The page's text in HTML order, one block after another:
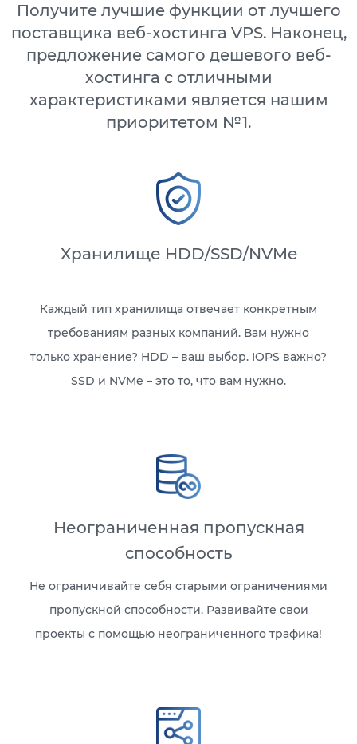
Получите лучшие функции от лучшего
поставщика веб-хостинга VPS. Наконец,
предложение самого дешевого веб-
хостинга с отличными
характеристиками является нашим
приоритетом №1.
Хранилище HDD/SSD/NVMe
Каждый тип хранилища отвечает конкретным
требованиям разных компаний. Вам нужно
только хранение? HDD – ваш выбор. IOPS важно?
SSD и NVMe – это то, что вам нужно.
Неограниченная пропускная
способность
Не ограничивайте себя старыми ограничениями
пропускной способности. Развивайте свои
проекты с помощью неограниченного трафика!